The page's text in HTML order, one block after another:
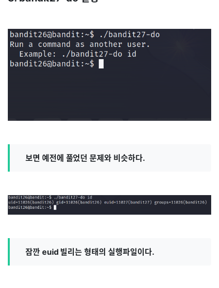
보면 예전에 풀었던 문제와 비슷하다.
잠깐 euid 빌리는 형태의 실행파일이다.